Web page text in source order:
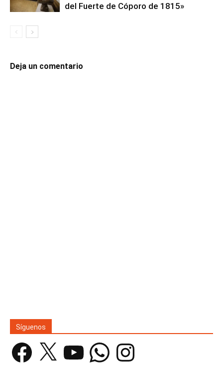
del Fuerte de Cóporo de 1815»
Deja un comentario
Síguenos
Facebook YouTube WhatsAppInstagram